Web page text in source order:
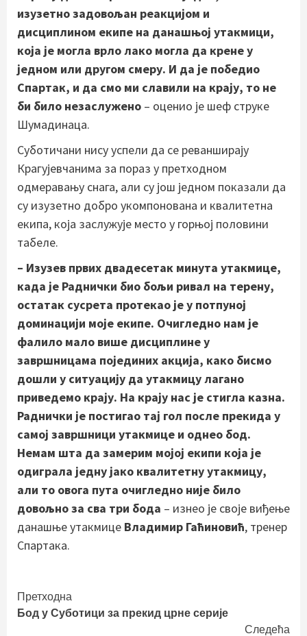
изузетно задовољан реакцијом и
дисциплином екипе на данашњој утакмици,
која је могла врло лако могла да крене у
једном или другом смеру. И да је победио
Спартак, и да смо ми славили на крају, то не
би било незаслужено – оценио је шеф струке
Шумадинаца.
Суботичани нису успели да се реванширају
Крагујевчанима за пораз у претходном
одмеравању снага, али су још једном показали да
су изузетно добро укомпонована и квалитетна
екипа, која заслужује место у горњој половини
табеле.
– Изузев првих двадесетак минута утакмице,
када је Раднички био бољи ривал на терену,
остатак сусрета протекао је у потпуној
доминацији моје екипе. Очигледно нам је
фалило мало више дисциплине у
завршницама појединих акција, како бисмо
дошли у ситуацију да утакмицу лагано
приведемо крају. На крају нас је стигла казна.
Раднички је постигао тај гол после прекида у
самој завршници утакмице и однео бод.
Немам шта да замерим мојој екипи која је
одиграла једну јако квалитетну утакмицу,
али то овога пута очигледно није било
довољно за сва три бода – изнео је своје виђење
данашње утакмице Владимир Гаћиновић, тренер
Спартака.
Continue
Reading
Претходна
Бод у Суботици за прекид црне серије
Следећа